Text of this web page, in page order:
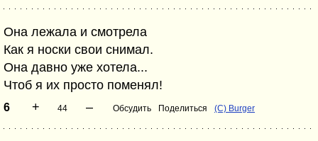
Она лежала и смотрела
Как я носки свои снимал.
Она давно уже хотела...
Чтоб я их просто поменял!
6 + 44 – Обсудить Поделиться (С) Burger